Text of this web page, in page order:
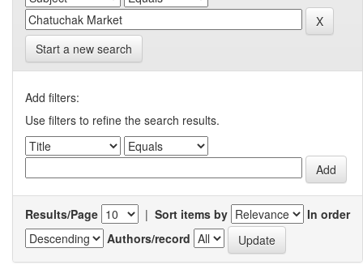
Start a new search
Add filters:
Use filters to refine the search results.
Results/Page | Sort items by
In order
Authors/record